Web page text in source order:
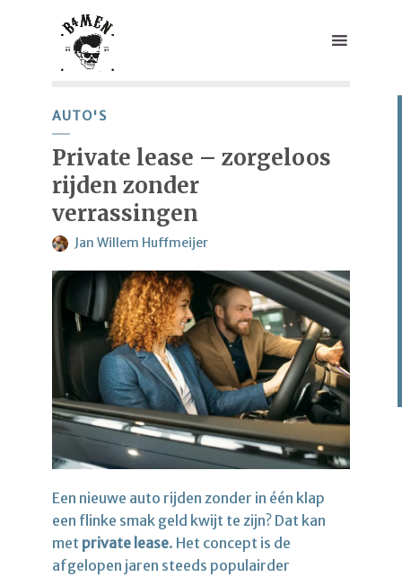
AUTO'S
Private lease – zorgeloos
rijden zonder
verrassingen
Jan Willem Huffmeijer
Een nieuwe auto rijden zonder in één klap
een flinke smak geld kwijt te zijn? Dat kan
met private lease. Het concept is de
afgelopen jaren steeds populairder